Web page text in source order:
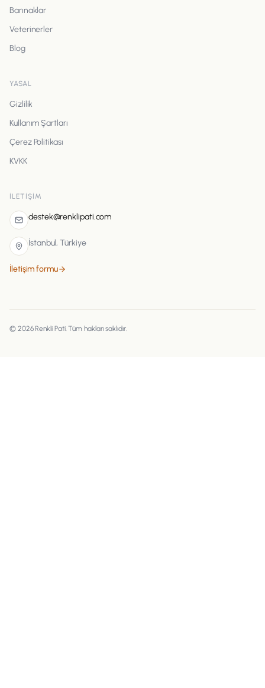
Barınaklar
Veterinerler
Blog
YASAL
Gizlilik
Kullanım Şartları
Çerez Politikası
KVKK
İLETIŞIM
destek@renklipati.com
İstanbul, Türkiye
İletişim formu
© 2026 Renkli Pati. Tüm hakları saklıdır.